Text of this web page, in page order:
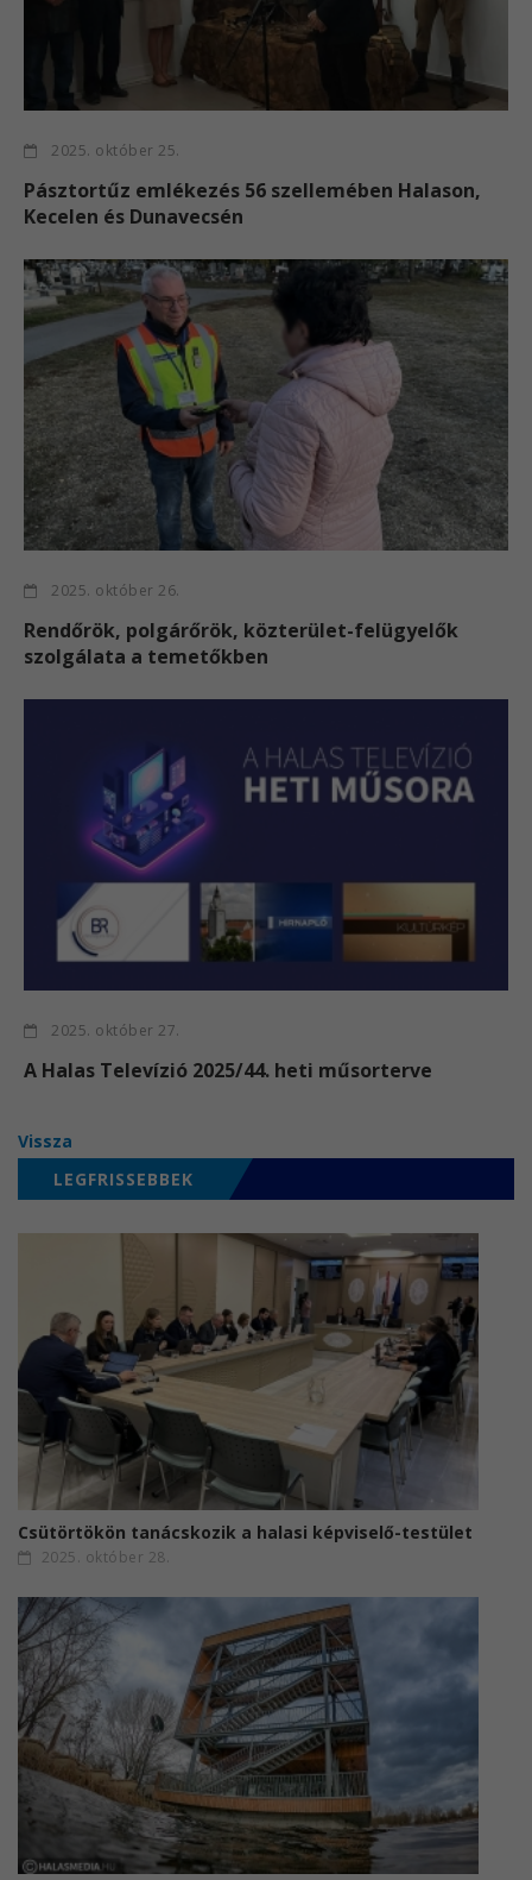
2025. október 25.
Pásztortűz emlékezés 56 szellemében Halason,
Kecelen és Dunavecsén
2025. október 26.
Rendőrök, polgárőrök, közterület-felügyelők
szolgálata a temetőkben
2025. október 27.
A Halas Televízió 2025/44. heti műsorterve
Vissza
LEGFRISSEBBEK
Csütörtökön tanácskozik a halasi képviselő-testület
2025. október 28.